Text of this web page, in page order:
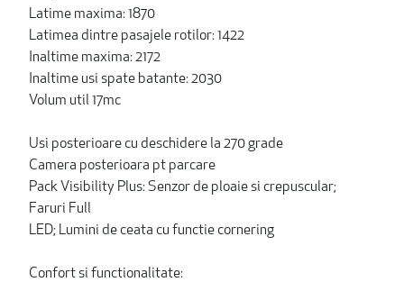
Latime maxima: 1870
Latimea dintre pasajele rotilor: 1422
Inaltime maxima: 2172
Inaltime usi spate batante: 2030
Volum util 17mc
Usi posterioare cu deschidere la 270 grade
Camera posterioara pt parcare
Pack Visibility Plus: Senzor de ploaie si crepuscular;
Faruri Full
LED; Lumini de ceata cu functie cornering
Confort si functionalitate: